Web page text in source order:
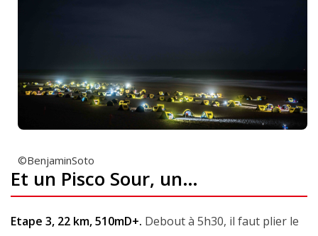
©BenjaminSoto
Et un Pisco Sour, un…
Etape 3, 22 km, 510mD+. Debout à 5h30, il faut plier le